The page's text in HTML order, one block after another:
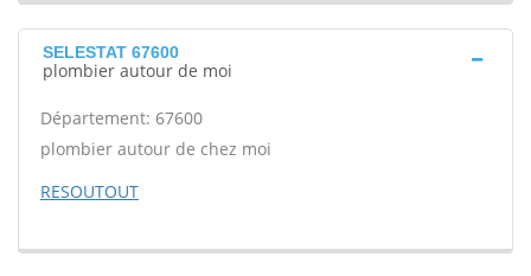
SELESTAT 67600
plombier autour de moi
Département: 67600
plombier autour de chez moi
RESOUTOUT